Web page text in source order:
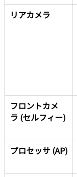
リアカメラ
フロントカメ
ラ (セルフィー)
プロセッサ (AP)